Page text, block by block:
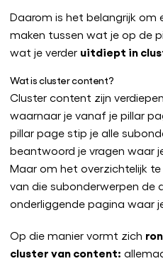
Daarom is het belangrijk om
maken tussen wat je op de
wat je verder uitdiept in
Wat is cluster content?
Cluster content zijn
waarnaar je vanaf je pillar
pillar page stip je alle
beantwoord je vragen waar
Maar om het overzichtelijk
van die subonderwerpen de
onderliggende pagina waar
Op die manier vormt zich
cluster van content: